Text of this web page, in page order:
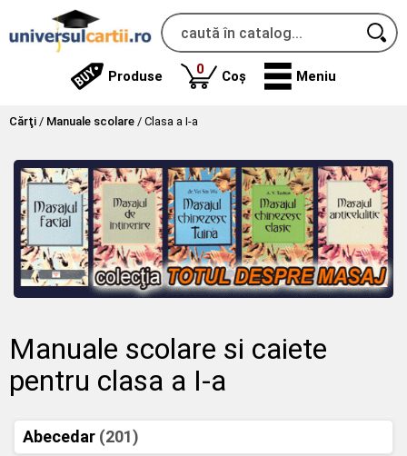
Produse 0produse
Coș Meniu
Cărţi / Manuale scolare / Clasa a I-a
Manuale scolare si caiete
pentru clasa a I-a
Abecedar (201)